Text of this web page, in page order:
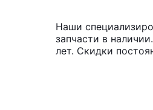
Наши
запчасти в
лет. Скидки